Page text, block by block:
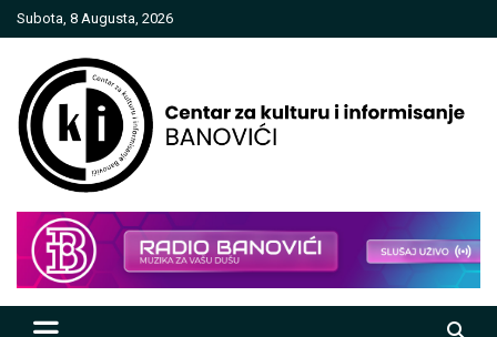
Skip
to
Subota, 8 Augusta, 2026
Centar za kulturu i informisanje
Banovići